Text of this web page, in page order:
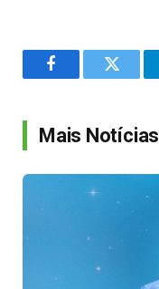
FacebookTwitter
Mais Notícias